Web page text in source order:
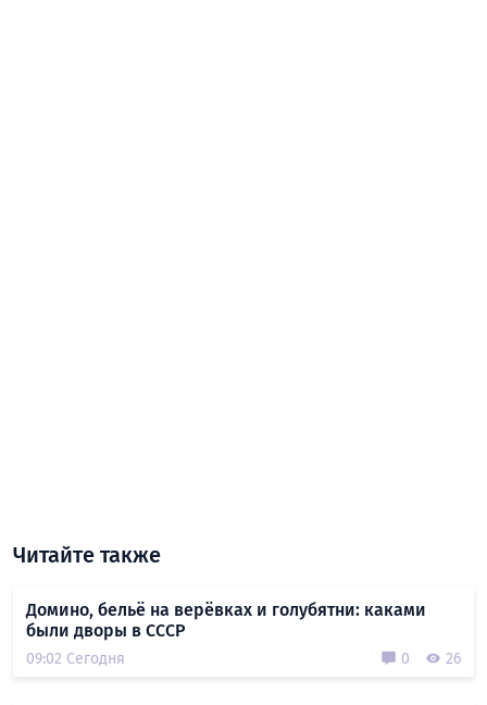
Читайте также
Домино, бельё на верёвках и голубятни: каками
были дворы в СССР
09:02 Сегодня 0 26